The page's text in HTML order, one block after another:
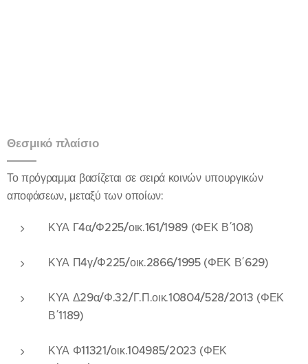
Θεσμικό πλαίσιο
Το πρόγραμμα βασίζεται σε σειρά κοινών υπουργικών
αποφάσεων, μεταξύ των οποίων:
ΚΥΑ Γ4α/Φ225/οικ.161/1989 (ΦΕΚ Β΄108)
ΚΥΑ Π4γ/Φ225/οικ.2866/1995 (ΦΕΚ Β΄629)
ΚΥΑ Δ29α/Φ.32/Γ.Π.οικ.10804/528/2013 (ΦΕΚ
Β΄1189)
ΚΥΑ Φ11321/οικ.104985/2023 (ΦΕΚ